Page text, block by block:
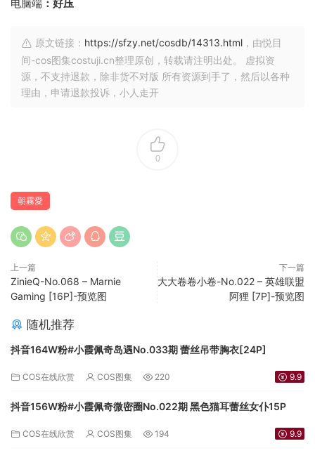
电脑端 ：好压
原文链接： https://sfzy.net/cosdb/14313.html ，由悦目
间-cos图集costuji.cn整理原创，转载请注明出处。 虚拟资
源，不支持退款，除非货不对版 所有资源到手了，然后以各种
理由，申请退款投诉，小人走开
0
朝霧愛
上一篇
ZinieQ-No.068 – Marnie
Gaming [16P]-预览图
下一篇
大大卷卷小卷-No.022 – 英雄联盟
阿狸 [7P]-预览图
随机推荐
抖音164W粉#小霞佩奇岛遇No.033期 蕾丝吊带胸衣[24P]
COS在线欣赏 COS图集 220 9.9
抖音156W粉#小霞佩奇微密圈No.022期 黑色猫耳蕾丝女仆15P
COS在线欣赏 COS图集 194 9.9